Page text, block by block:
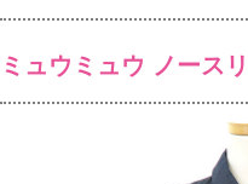
ミュウミュウ ノース